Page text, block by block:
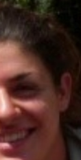
é
e post-